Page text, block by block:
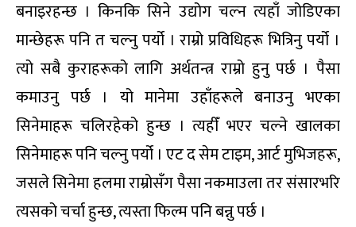
बनाइरहन्छ । किनकि सिने उद्योग चल्न त्यहाँ जोडिएका
मान्छेहरू पनि त चल्नु पर्यो । राम्रो प्रविधिहरू भित्रिनु पर्यो ।
त्यो सबै कुराहरूको लागि अर्थतन्त्र राम्रो हुनु पर्छ । पैसा
कमाउनु पर्छ । यो मानेमा उहाँहरूले बनाउनु भएका
सिनेमाहरू चलिरहेको हुन्छ । त्यहीँ भएर चल्ने खालका
सिनेमाहरू पनि चल्नु पर्यो । एट द सेम टाइम, आर्ट मुभिजहरू,
जसले सिनेमा हलमा राम्रोसँग पैसा नकमाउला तर संसारभरि
त्यसको चर्चा हुन्छ, त्यस्ता फिल्म पनि बन्नु पर्छ ।